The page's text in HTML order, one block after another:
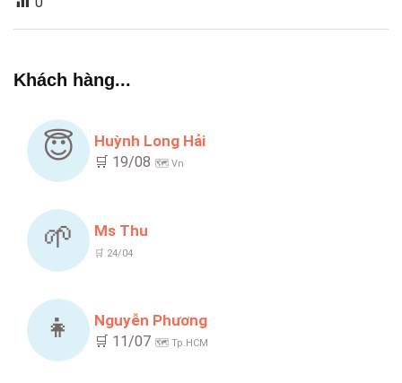
Khách hàng...
😇 Huỳnh Long Hải
🛒 19/08 🗺️ Vn
🌱 Ms Thu
🛒 24/04
👧 Nguyễn Phương
🛒 11/07 🗺️ Tp.HCM